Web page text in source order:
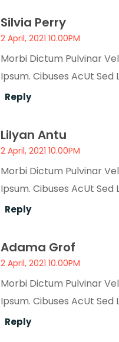
Silvia Perry
2 April, 2021 10.00PM
Morbi Dictum Pulvinar
Ipsum. Cibuses AcUt Sed
Reply
Lilyan Antu
2 April, 2021 10.00PM
Morbi Dictum Pulvinar
Ipsum. Cibuses AcUt Sed
Reply
Adama Grof
2 April, 2021 10.00PM
Morbi Dictum Pulvinar
Ipsum. Cibuses AcUt Sed
Reply